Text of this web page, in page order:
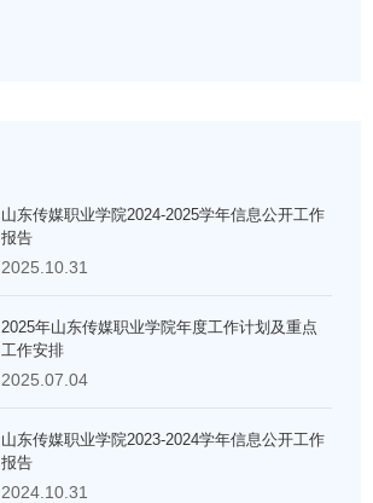
山东传媒职业学院2024-2025学年信息公开工作
报告
2025.10.31
2025年山东传媒职业学院年度工作计划及重点
工作安排
2025.07.04
山东传媒职业学院2023-2024学年信息公开工作
报告
2024.10.31